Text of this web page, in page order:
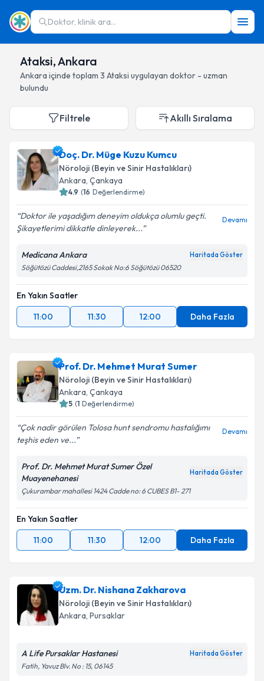
Doktor, klinik ara...
Ataksi, Ankara
Ankara içinde toplam 3 Ataksi uygulayan doktor - uzman
bulundu
Filtrele Akıllı Sıralama
Doç. Dr. Müge Kuzu Kumcu
Nöroloji (Beyin ve Sinir Hastalıkları)
Ankara, Çankaya
4.9 (16 Değerlendirme)
Doktor ile yaşadığım deneyim oldukça olumlu geçti.
Şikayetlerimi dikkatle dinleyerek...
Devamı
Medicana Ankara Haritada Göster
Söğütözü Caddesi,2165 Sokak No:6 Söğütözü 06520
En Yakın Saatler
11:00
11:30 12:00 Daha Fazla
Prof. Dr. Mehmet Murat Sumer
Nöroloji (Beyin ve Sinir Hastalıkları)
Ankara, Çankaya
5 (1 Değerlendirme)
Çok nadir görülen Tolosa hunt sendromu hastalığımı
teşhis eden ve...
Devamı
Prof. Dr. Mehmet Murat Sumer Özel
Muayenehanesi
Haritada Göster
Çukurambar mahallesi 1424 Cadde no: 6 CUBES B1- 271
En Yakın Saatler
11:00
11:30 12:00 Daha Fazla
Uzm. Dr. Nishana Zakharova
Nöroloji (Beyin ve Sinir Hastalıkları)
Ankara, Pursaklar
A Life Pursaklar Hastanesi Haritada Göster
Fatih, Yavuz Blv. No : 15, 06145